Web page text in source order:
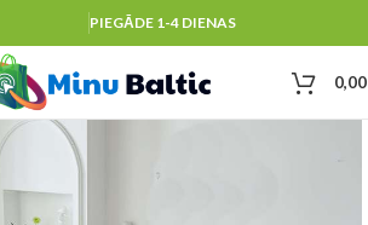
PIEGĀDE 1-4 DIENAS